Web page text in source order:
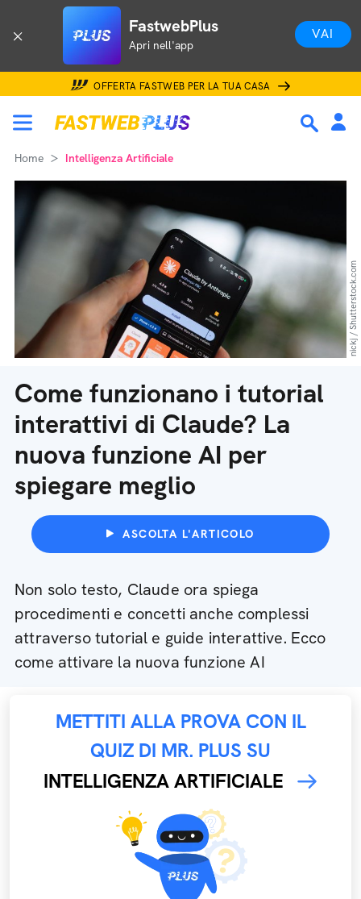
FastwebPlus
Apri nell'app
VAI
OFFERTA FASTWEB PER LA TUA CASA
Home Intelligenza Artificiale
Come funzionano i tutorial
interattivi di Claude? La
nuova funzione AI per
spiegare meglio
ASCOLTA L'ARTICOLO
Non solo testo, Claude ora spiega
procedimenti e concetti anche complessi
attraverso tutorial e guide interattive. Ecco
come attivare la nuova funzione AI
nickj / Shutterstock.com
METTITI ALLA PROVA CON IL
QUIZ DI MR. PLUS SU
INTELLIGENZA ARTIFICIALE